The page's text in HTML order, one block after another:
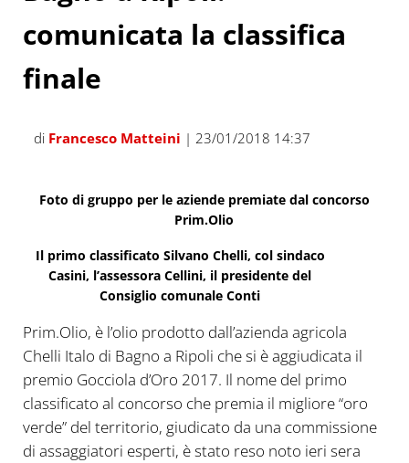
comunicata la classifica
finale
di Francesco Matteini | 23/01/2018 14:37
Foto di gruppo per le aziende premiate dal concorso
Prim.Olio
Il primo classificato Silvano Chelli, col sindaco
Casini, l’assessora Cellini, il presidente del
Consiglio comunale Conti
Prim.Olio, è l’olio prodotto dall’azienda agricola
Chelli Italo di Bagno a Ripoli che si è aggiudicata il
premio Gocciola d’Oro 2017. Il nome del primo
classificato al concorso che premia il migliore “oro
verde” del territorio, giudicato da una commissione
di assaggiatori esperti, è stato reso noto ieri sera